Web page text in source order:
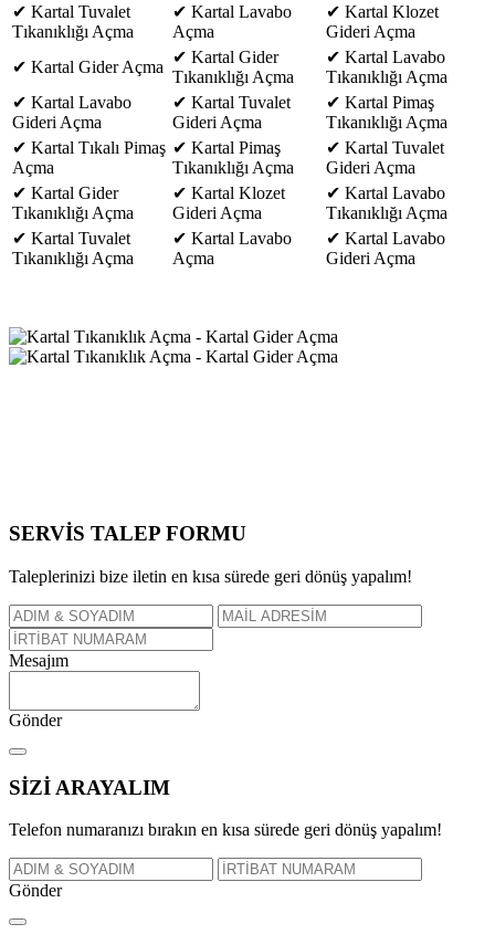
✔ Kartal Tuvalet
Tıkanıklığı Açma
✔ Kartal Lavabo
Açma
✔ Kartal Klozet
Gideri Açma
✔ Kartal Gider Açma
✔ Kartal Gider
Tıkanıklığı Açma
✔ Kartal Lavabo
Tıkanıklığı Açma
✔ Kartal Lavabo
Gideri Açma
✔ Kartal Tuvalet
Gideri Açma
✔ Kartal Pimaş
Tıkanıklığı Açma
✔ Kartal Tıkalı Pimaş
Açma
✔ Kartal Pimaş
Tıkanıklığı Açma
✔ Kartal Tuvalet
Gideri Açma
✔ Kartal Gider
Tıkanıklığı Açma
✔ Kartal Klozet
Gideri Açma
✔ Kartal Lavabo
Tıkanıklığı Açma
✔ Kartal Tuvalet
Tıkanıklığı Açma
✔ Kartal Lavabo
Açma
✔ Kartal Lavabo
Gideri Açma
SERVİS TALEP FORMU
Taleplerinizi bize iletin en kısa sürede geri dönüş yapalım!
Mesajım
Gönder
SİZİ ARAYALIM
Telefon numaranızı bırakın en kısa sürede geri dönüş yapalım!
Gönder